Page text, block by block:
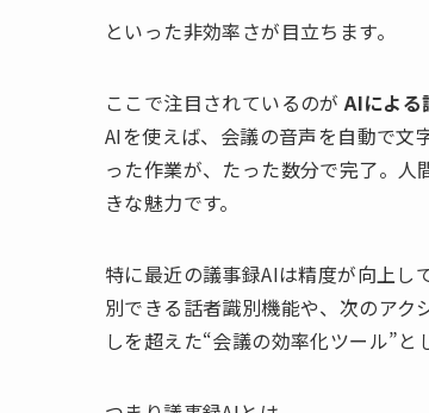
といった非効率さが目立ちます。
ここで注目されているのがAIによる
AIを使えば、会議の音声を自動で文
った作業が、たった数分で完了。
きな魅力です。
特に最近の議事録AIは精度が向上し
別できる話者識別機能や、次のアク
しを超えた“会議の効率化ツール”と